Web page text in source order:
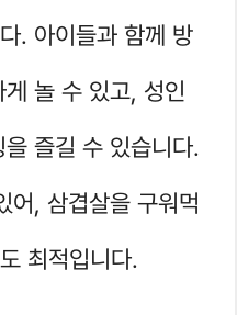
. 아이들과 함께 방
놀 수 있고, 성인
즐길 수 있습니다.
어, 삼겹살을 구워먹
최적입니다.